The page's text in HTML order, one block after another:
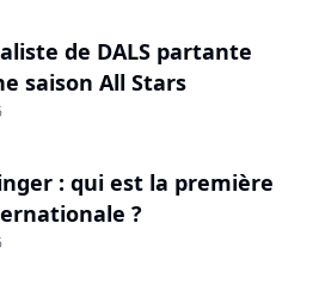
de DALS partante
saison All Stars
: qui est la première
?